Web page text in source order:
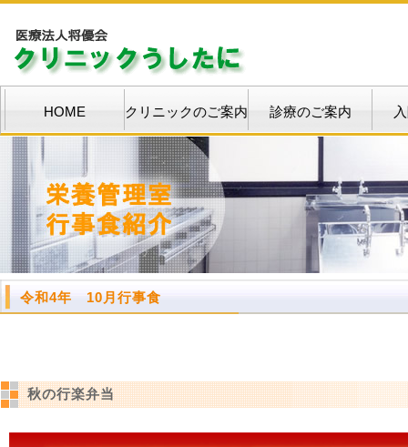
HOME クリニックのご案内 診療のご案内
令和4年 10月行事食
秋の行楽弁当